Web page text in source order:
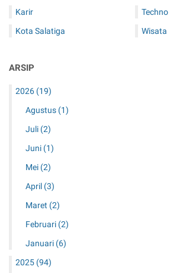
Karir
Kota Salatiga
Techno
Wisata
ARSIP
2026 (19)
Agustus (1)
Juli (2)
Juni (1)
Mei (2)
April (3)
Maret (2)
Februari (2)
Januari (6)
2025 (94)